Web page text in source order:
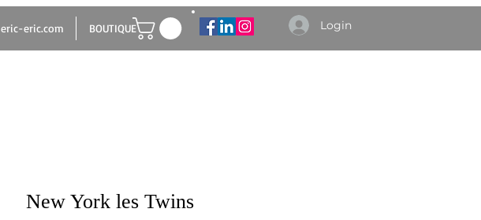
eric-eric.com BOUTIQUE Login
New York les Twins